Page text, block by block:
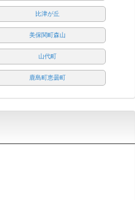
比津が丘
美保関町森山
山代町
鹿島町恵曇町